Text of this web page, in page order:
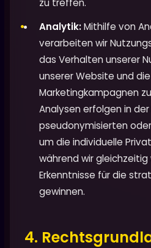
Analytik:Mithilfe von
verarbeiten wir
das Verhalten unserer
unserer Website und
Marketingkampagnen
Analysen erfolgen in
pseudonymisierten
um die individuelle
während wir
Erkenntnisse für die
gewinnen.
4.